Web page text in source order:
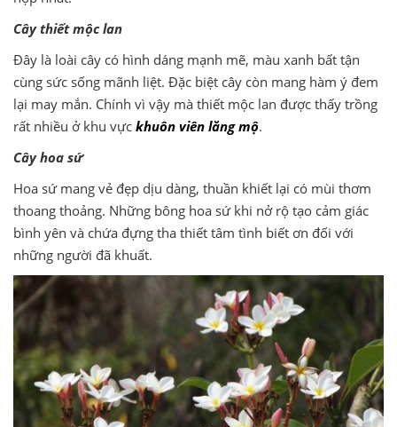
Cây thiết mộc lan
Đây là loài cây có hình dáng mạnh mẽ, màu xanh bất tận
cùng sức sống mãnh liệt. Đặc biệt cây còn mang hàm ý đem
lại may mắn. Chính vì vậy mà thiết mộc lan được thấy trồng
rất nhiều ở khu vực khuôn viên lăng mộ.
Cây hoa sứ
Hoa sứ mang vẻ đẹp dịu dàng, thuần khiết lại có mùi thơm
thoang thoảng. Những bông hoa sứ khi nở rộ tạo cảm giác
bình yên và chứa đựng tha thiết tâm tình biết ơn đối với
những người đã khuất.